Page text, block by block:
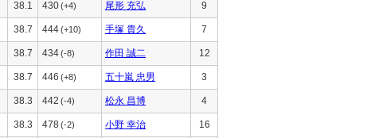
38.1 430(+4) 尾形 充弘 9
38.7 444(+10) 手塚 貴久 7
38.7 434(-8) 作田 誠二 12
38.7 446 (+8) 五十嵐 忠男 3
38.3 442 (-4) 松永 昌博 4
38.3 478(-2) 小野 幸治 16